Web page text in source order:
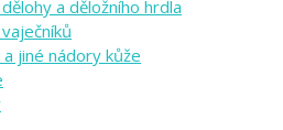
a děložního hrdla
jiné nádory kůže